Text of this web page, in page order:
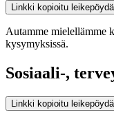
Linkki kopioitu
Autamme mielellämme
kysymyksissä.
Sosiaali-,
Linkki kopioitu